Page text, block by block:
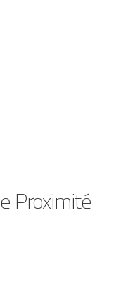
Proximité